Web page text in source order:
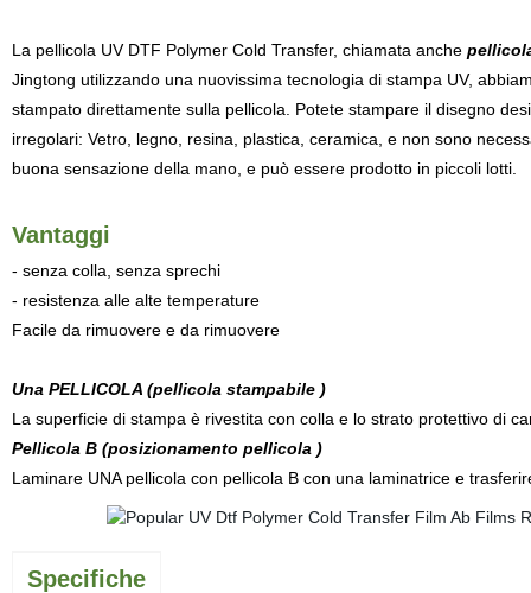
La pellicola UV DTF Polymer Cold Transfer, chiamata anche
Jingtong utilizzando una nuovissima tecnologia di stampa UV,
stampato direttamente sulla pellicola. Potete stampare il disegno
irregolari: Vetro, legno, resina, plastica, ceramica, e non sono
buona sensazione della mano, e può essere prodotto in piccoli lotti.
Vantaggi
- senza colla, senza sprechi
- resistenza alle alte temperature
Facile da rimuovere e da rimuovere
Una PELLICOLA (pellicola stampabile )
La superficie di stampa è rivestita con colla e lo strato protettivo di
Pellicola B (posizionamento pellicola )
Laminare UNA pellicola con pellicola B con una laminatrice e
Specifiche